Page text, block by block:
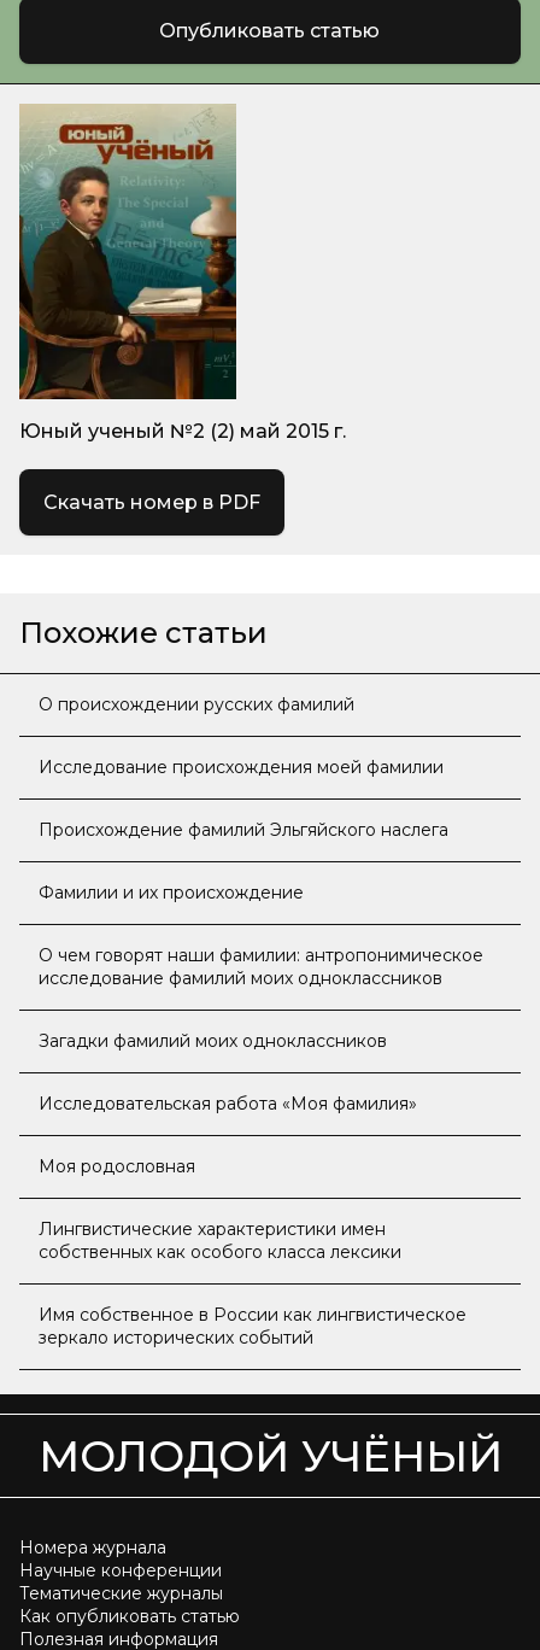
Опубликовать статью
Юный ученый №2 (2) май 2015 г.
Скачать номер в PDF
Похожие статьи
О происхождении русских фамилий
Исследование происхождения моей фамилии
Происхождение фамилий Эльгяйского наслега
Фамилии и их происхождение
О чем говорят наши фамилии: антропонимическое
исследование фамилий моих одноклассников
Загадки фамилий моих одноклассников
Исследовательская работа «Моя фамилия»
Моя родословная
Лингвистические характеристики имен
собственных как особого класса лексики
Имя собственное в России как лингвистическое
зеркало исторических событий
МОЛОДОЙ УЧЁНЫЙ
Номера журнала
Научные конференции
Тематические журналы
Как опубликовать статью
Полезная информация